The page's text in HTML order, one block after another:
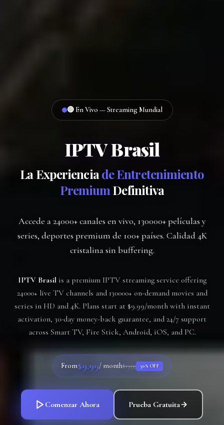
🔴 En Vivo — Streaming Mundial
IPTV Brasil
La Experiencia de Entretenimiento
Premium Definitiva
Accede a 24000+ canales en vivo, 130000+ películas y
series, deportes premium de 100+ países. Calidad 4K
cristalina sin buffering.
IPTV Brasilis a premium IPTV streaming service offering
24000+ live TV channels and 130000+ on-demand movies and
series in HD and 4K. Plans start at $9.99/month with instant
activation, 30-day money-back guarantee, and 24/7 support
across Smart TV, Fire Stick, Android, iOS, and PC.
From$9.99/ month$19.99 50% OFF
Comenzar Ahora Prueba Gratuita